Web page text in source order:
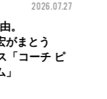
2026.07.27
。
がまとう
「コーチ ピ